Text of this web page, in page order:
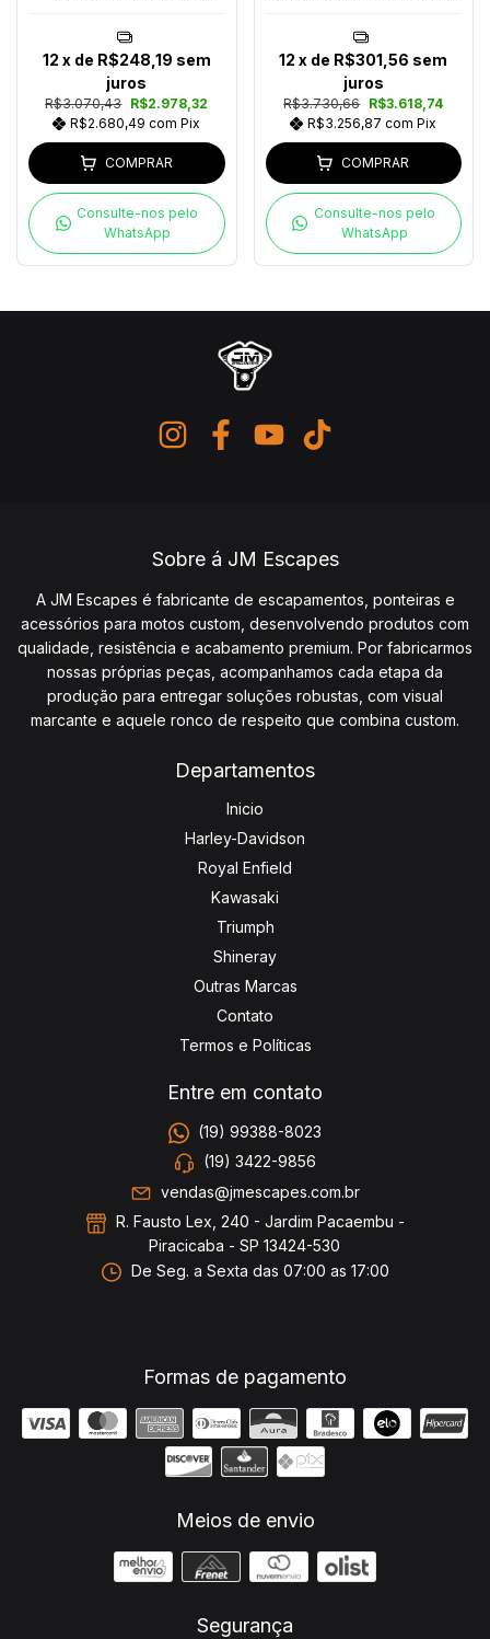
R$3.070,43 R$2.978,32
R$2.680,49com Pix
12 x de R$248,19 sem
juros
COMPRAR
Consulte-nos pelo
WhatsApp
R$3.730,66 R$3.618,74
R$3.256,87com Pix
12 x de R$301,56 sem
juros
COMPRAR
Consulte-nos pelo
WhatsApp
Sobre á JM Escapes
A JM Escapes é fabricante de escapamentos, ponteiras e
acessórios para motos custom, desenvolvendo produtos com
qualidade, resistência e acabamento premium. Por fabricarmos
nossas próprias peças, acompanhamos cada etapa da
produção para entregar soluções robustas, com visual
marcante e aquele ronco de respeito que combina custom.
Departamentos
Inicio
Harley-Davidson
Royal Enfield
Kawasaki
Triumph
Shineray
Outras Marcas
Contato
Termos e Políticas
Entre em contato
(19) 99388-8023
(19) 3422-9856
vendas@jmescapes.com.br
R. Fausto Lex, 240 - Jardim Pacaembu -
Piracicaba - SP 13424-530
De Seg. a Sexta das 07:00 as 17:00
Formas de pagamento
Meios de envio
Segurança